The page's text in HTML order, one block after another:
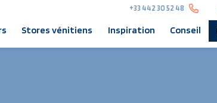
+33 442 30 52 48
Stores vénitiens Inspiration Conseil